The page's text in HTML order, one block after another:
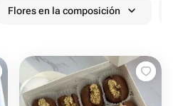
Flores en la composición